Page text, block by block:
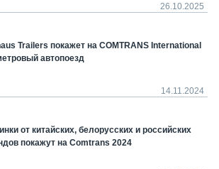
26.10.2025
Trailers покажет на COMTRANS International
автопоезд
14.11.2024
от китайских, белорусских и российских
покажут на Comtrans 2024